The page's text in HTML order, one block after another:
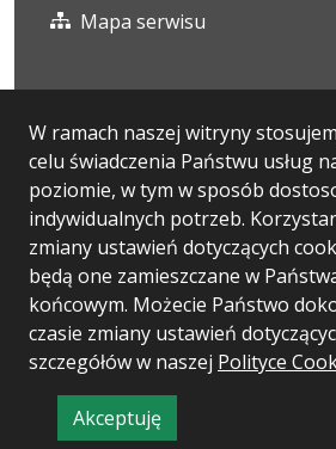
W ramach naszej witryny
celu świadczenia Państwu usług
poziomie, w tym w sposób
indywidualnych potrzeb.
zmiany ustawień dotyczących
będą one zamieszczane w
końcowym. Możecie Państwo
czasie zmiany ustawień
szczegółów w naszej Polityce
Akceptuję
Mapa serwisu
Statystyki oglądalności
Ostatnio dodane
Polityka prywatności
Wersja systemu: 5.7.0
Ostatnia aktualizacja BIP:
CMS: Logonet Sp. z o.o. w